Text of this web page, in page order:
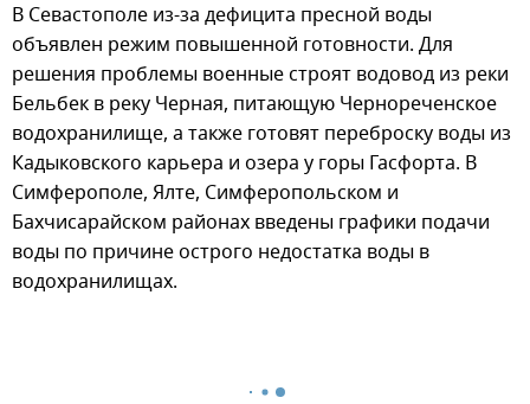
В Севастополе из-за дефицита пресной воды
объявлен режим повышенной готовности. Для
решения проблемы военные строят водовод из реки
Бельбек в реку Черная, питающую Чернореченское
водохранилище, а также готовят переброску воды из
Кадыковского карьера и озера у горы Гасфорта. В
Симферополе, Ялте, Симферопольском и
Бахчисарайском районах введены графики подачи
воды по причине острого недостатка воды в
водохранилищах.